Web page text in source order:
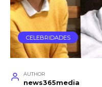
CELEBRIDADES
AUTHOR
news365media